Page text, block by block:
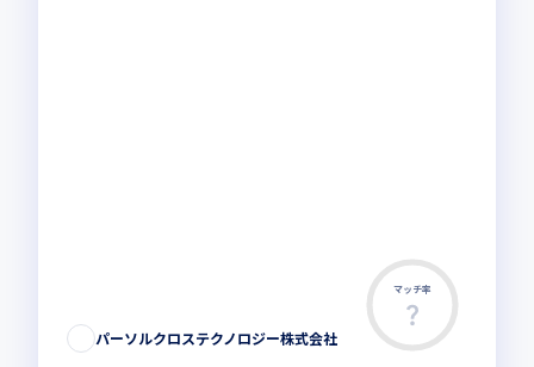
マッチ率
パーソルクロステクノロジー株式会社